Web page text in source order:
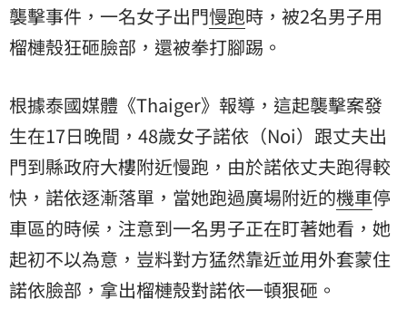
襲擊事件，一名女子出門慢跑時，被2名男子用
榴槤殼狂砸臉部，還被拳打腳踢。
根據泰國媒體《Thaiger》報導，這起襲擊案發
生在17日晚間，48歲女子諾依（Noi）跟丈夫出
門到縣政府大樓附近慢跑，由於諾依丈夫跑得較
快，諾依逐漸落單，當她跑過廣場附近的機車停
車區的時候，注意到一名男子正在盯著她看，她
起初不以為意，豈料對方猛然靠近並用外套蒙住
諾依臉部，拿出榴槤殼對諾依一頓狠砸。